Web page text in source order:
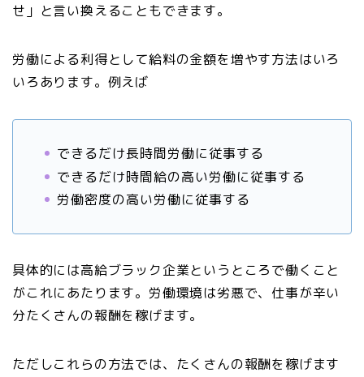
せ」と言い換えることもできます。
労働による利得として給料の金額を増やす方法はいろ
いろあります。例えば
できるだけ長時間労働に従事する
できるだけ時間給の高い労働に従事する
労働密度の高い労働に従事する
具体的には高給ブラック企業というところで働くこと
がこれにあたります。労働環境は劣悪で、仕事が辛い
分たくさんの報酬を稼げます。
ただしこれらの方法では、たくさんの報酬を稼げます